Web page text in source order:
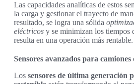
Las capacidades analíticas de estos
la carga y gestionar el trayecto de
resultado, se logra una sólida
eléctricos y se minimizan los tiempos
resulta en una operación más rentable.
Sensores avanzados para
Los sensores de última generación